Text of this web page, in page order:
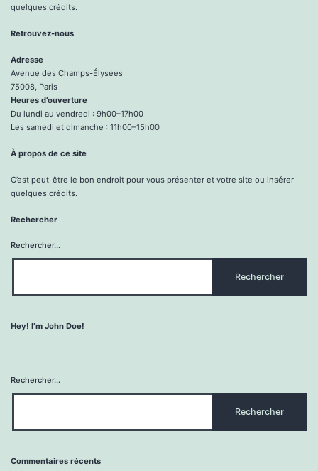
quelques crédits.
Retrouvez-nous
Adresse
Avenue des Champs-Élysées
75008, Paris
Heures d’ouverture
Du lundi au vendredi : 9h00–17h00
Les samedi et dimanche : 11h00–15h00
À propos de ce site
C’est peut-être le bon endroit pour vous présenter et votre site ou insérer
quelques crédits.
Rechercher
Rechercher…
Hey! I’m John Doe!
Rechercher…
Commentaires récents